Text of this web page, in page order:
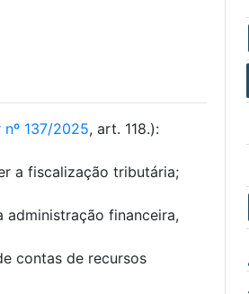
137/2025, art. 118.):
a fiscalização tributária;
administração financeira,
contas de recursos